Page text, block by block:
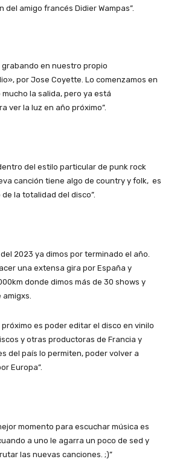
amigo francés Didier Wampas”.
grabando en nuestro propio
por Jose Coyette. Lo comenzamos en
la salida, pero ya está
ver la luz en año próximo”.
del estilo particular de punk rock
canción tiene algo de country y folk, es
la totalidad del disco”.
2023 ya dimos por terminado el año.
una extensa gira por España y
donde dimos más de 30 shows y
amigxs.
es poder editar el disco en vinilo
y otras productoras de Francia y
del país lo permiten, poder volver a
Europa”.
momento para escuchar música es
a uno le agarra un poco de sed y
las nuevas canciones. ;)”